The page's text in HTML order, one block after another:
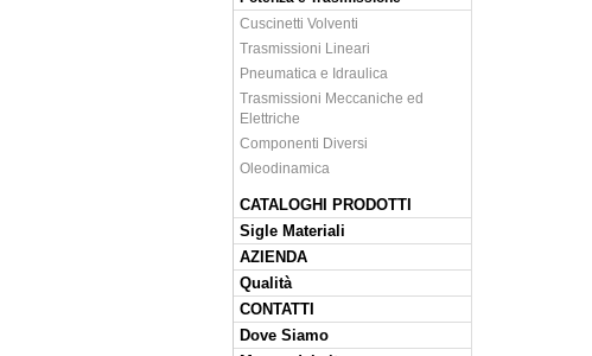
Cuscinetti Volventi
Trasmissioni Lineari
Pneumatica e Idraulica
Trasmissioni Meccaniche ed
Elettriche
Componenti Diversi
Oleodinamica
CATALOGHI PRODOTTI
Sigle Materiali
AZIENDA
Qualità
CONTATTI
Dove Siamo